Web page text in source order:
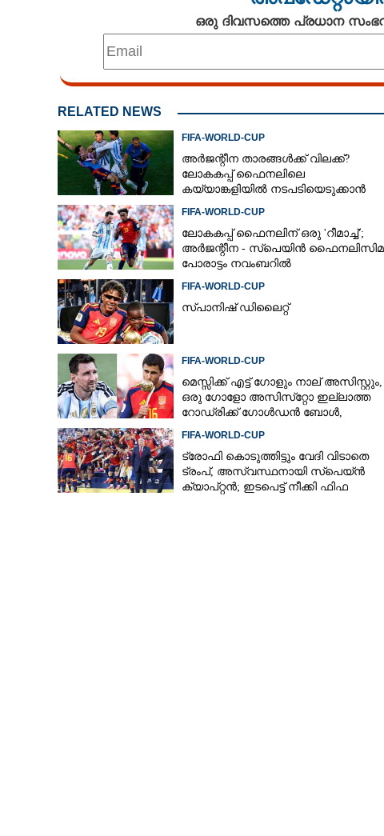
ഒരു ദിവസത്തെ പ്രധാന
RELATED NEWS
FIFA-WORLD-CUP
അർജന്റീന താരങ്ങൾക്ക് വിലക്ക്?
ലോകകപ്പ് ഫൈനലിലെ
കയ്യാങ്കളിയിൽ നടപടിയെടുക്കാൻ
FIFA-WORLD-CUP
ലോകകപ്പ് ഫൈനലിന് ഒരു 'റീമാച്ച്';
അര്‍ജന്റീന - സ്‌പെയിന്‍ ഫൈനലിസിമ
പോരാട്ടം നവംബറില്‍
FIFA-WORLD-CUP
സ്പാനിഷ് ഡിലൈറ്റ്
FIFA-WORLD-CUP
മെസ്സിക്ക് എട്ട് ഗോളും നാല് അസിസ്റ്റും,
ഒരു ഗോളോ അസിസ്‌റ്റോ ഇല്ലാത്ത
റോഡ്രിക്ക് ഗോള്‍ഡന്‍ ബോള്‍,
FIFA-WORLD-CUP
ട്രോഫി കൊടുത്തിട്ടും വേദി വിടാതെ
ട്രംപ്, അസ്വസ്ഥനായി സ്‌പെയ്ൻ
ക്യാപ്റ്റൻ; ഇടപെട്ട് നീക്കി ഫിഫ
സോഫ്ട്
സമ്മാനങ്ങൾ നൽകി